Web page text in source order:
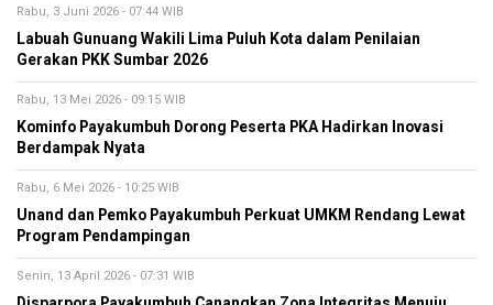
Rabu, 3 Juni 2026 - 07:44 WIB
Labuah Gunuang Wakili Lima Puluh Kota dalam Penilaian
Gerakan PKK Sumbar 2026
Rabu, 13 Mei 2026 - 09:15 WIB
Kominfo Payakumbuh Dorong Peserta PKA Hadirkan Inovasi
Berdampak Nyata
Rabu, 6 Mei 2026 - 10:25 WIB
Unand dan Pemko Payakumbuh Perkuat UMKM Rendang Lewat
Program Pendampingan
Senin, 13 April 2026 - 07:31 WIB